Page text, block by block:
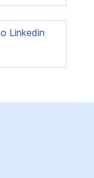
Linkedin